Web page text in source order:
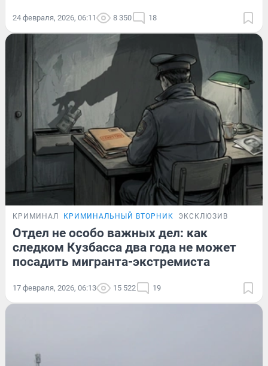
24 февраля, 2026, 06:11 8 350 18
КРИМИНАЛ КРИМИНАЛЬНЫЙ ВТОРНИК ЭКСКЛЮЗИВ
Отдел не особо важных дел: как
следком Кузбасса два года не может
посадить мигранта-экстремиста
17 февраля, 2026, 06:13 15 522 19